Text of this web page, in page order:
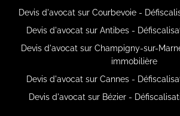
Devis d'avocat sur Courbevoie -
Devis d'avocat sur Antibes -
Devis d'avocat sur Champigny-sur-
immobilière
Devis d'avocat sur Cannes -
Devis d'avocat sur Bézier -